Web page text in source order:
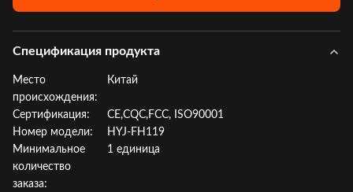
Спецификация продукта
Место
происхождения:
Китай
Сертификация:
CE,CQC,FCC, ISO90001
Номер модели:
HYJ-FH119
Минимальное
количество
заказа:
1 единица